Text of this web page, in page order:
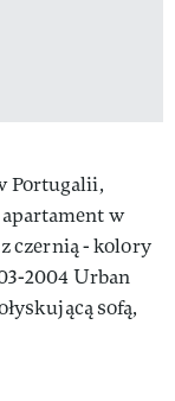
Portugalii,
w
czernią - kolory
2004 Urban
sofą,